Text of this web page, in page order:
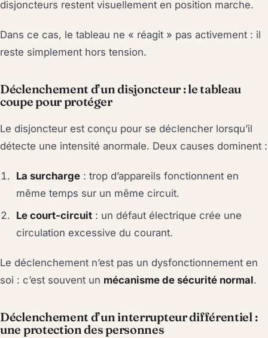
disjoncteurs restent visuellement en position marche.
Dans ce cas, le tableau ne « réagit » pas activement : il
reste simplement hors tension.
Déclenchement d’un disjoncteur : le tableau
coupe pour protéger
Le disjoncteur est conçu pour se déclencher lorsqu’il
détecte une intensité anormale. Deux causes dominent :
La surcharge : trop d’appareils fonctionnent en
même temps sur un même circuit.
Le court-circuit : un défaut électrique crée une
circulation excessive du courant.
Le déclenchement n’est pas un dysfonctionnement en
soi : c’est souvent un mécanisme de sécurité normal.
Déclenchement d’un interrupteur différentiel :
une protection des personnes